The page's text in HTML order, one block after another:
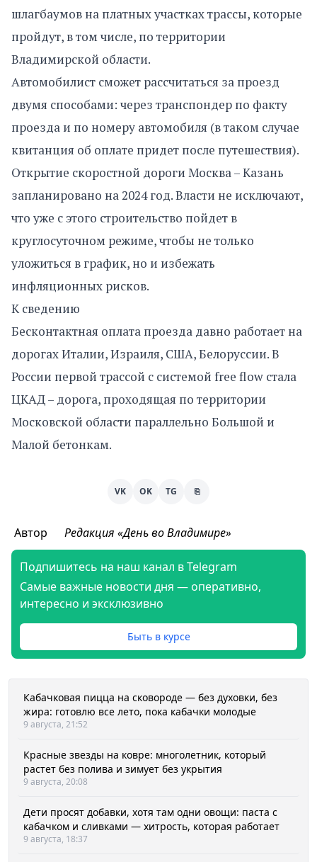
шлагбаумов на платных участках трассы, которые
пройдут, в том числе, по территории
Владимирской области.
Автомобилист сможет рассчитаться за проезд
двумя способами: через транспондер по факту
проезда и по номеру автомобиля (в таком случае
квитанция об оплате придет после путешествия).
Открытие скоростной дороги Москва – Казань
запланировано на 2024 год. Власти не исключают,
что уже с этого строительство пойдет в
круглосуточном режиме, чтобы не только
уложиться в график, но и избежать
инфляционных рисков.
К сведению
Бесконтактная оплата проезда давно работает на
дорогах Италии, Израиля, США, Белоруссии. В
России первой трассой с системой free flow стала
ЦКАД – дорога, проходящая по территории
Московской области параллельно Большой и
Малой бетонкам.
VK OK TG ⎘
Автор Редакция «День во Владимире»
Подпишитесь на наш канал в Telegram
Самые важные новости дня — оперативно,
интересно и эксклюзивно
Быть в курсе
Кабачковая пицца на сковороде — без духовки, без
жира: готовлю все лето, пока кабачки молодые
9 августа, 21:52
Красные звезды на ковре: многолетник, который
растет без полива и зимует без укрытия
9 августа, 20:08
Дети просят добавки, хотя там одни овощи: паста с
кабачком и сливками — хитрость, которая работает
9 августа, 18:37